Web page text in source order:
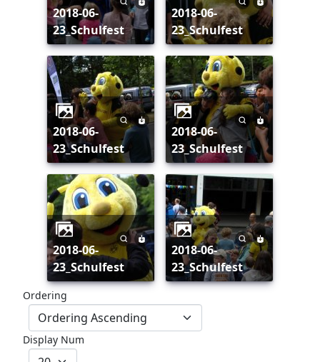
2018-06-
23_Schulfest
2018-06-
23_Schulfest
2018-06-
23_Schulfest
2018-06-
23_Schulfest
2018-06-
23_Schulfest
2018-06-
23_Schulfest
Ordering
Display Num